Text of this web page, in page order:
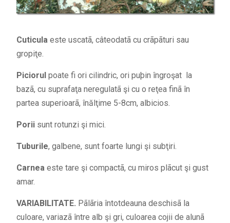
Cuticulaeste uscatã, câteodatã cu crãpãturi sau
gropiţe.
Piciorul poate fi ori cilindric, ori puþin îngroşat la
bazã, cu suprafaţa neregulatã şi cu o reţea finã în
partea superioarã, înălţime 5-8cm, albicios.
Poriisunt rotunzi şi mici.
Tuburile, galbene, sunt foarte lungi şi subţiri.
Carneaeste tare şi compactã, cu miros plãcut şi gust
amar.
VARIABILITATE. Pãlãria întotdeauna deschisã la
culoare, variazã între alb şi gri, culoarea cojii de alunã